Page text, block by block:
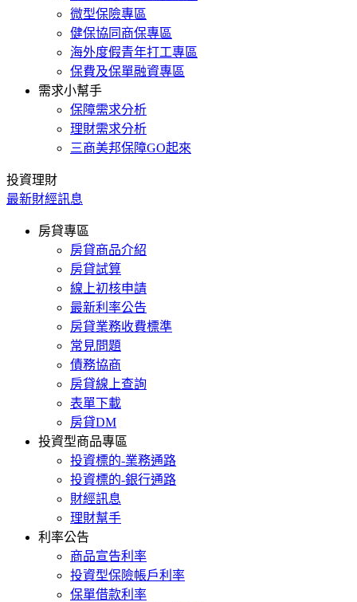
微型保險專區
健保協同商保專區
海外度假青年打工專區
保費及保單融資專區
需求小幫手
保障需求分析
理財需求分析
三商美邦保障GO起來
投資理財
最新財經訊息
房貸專區
房貸商品介紹
房貸試算
線上初核申請
最新利率公告
房貸業務收費標準
常見問題
債務協商
房貸線上查詢
表單下載
房貸DM
投資型商品專區
投資標的-業務通路
投資標的-銀行通路
財經訊息
理財幫手
利率公告
商品宣告利率
投資型保險帳戶利率
保單借款利率